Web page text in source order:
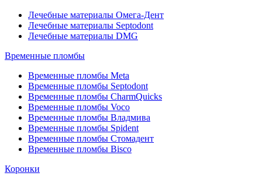
Лечебные материалы Омега-Дент
Лечебные материалы Septodont
Лечебные материалы DMG
Временные пломбы
Временные пломбы Meta
Временные пломбы Septodont
Временные пломбы CharmQuicks
Временные пломбы Voco
Временные пломбы Владмива
Временные пломбы Spident
Временные пломбы Стомадент
Временные пломбы Bisco
Коронки